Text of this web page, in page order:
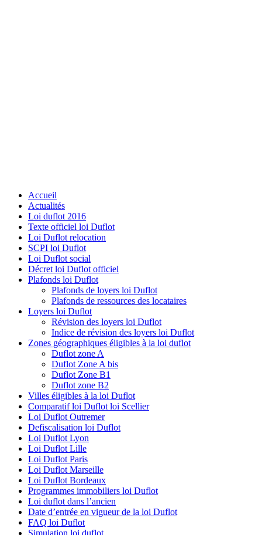
Accueil
Actualités
Loi duflot 2016
Texte officiel loi Duflot
Loi Duflot relocation
SCPI loi Duflot
Loi Duflot social
Décret loi Duflot officiel
Plafonds loi Duflot
Plafonds de loyers loi Duflot
Plafonds de ressources des locataires
Loyers loi Duflot
Révision des loyers loi Duflot
Indice de révision des loyers loi Duflot
Zones géographiques éligibles à la loi duflot
Duflot zone A
Duflot Zone A bis
Duflot Zone B1
Duflot zone B2
Villes éligibles à la loi Duflot
Comparatif loi Duflot loi Scellier
Loi Duflot Outremer
Defiscalisation loi Duflot
Loi Duflot Lyon
Loi Duflot Lille
Loi Duflot Paris
Loi Duflot Marseille
Loi Duflot Bordeaux
Programmes immobiliers loi Duflot
Loi duflot dans l’ancien
Date d’entrée en vigueur de la loi Duflot
FAQ loi Duflot
Simulation loi duflot